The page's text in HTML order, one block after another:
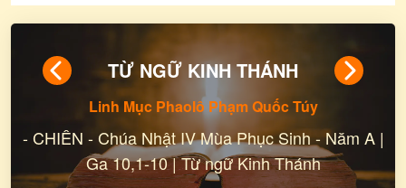
SINH NHIỀU HOA TRÁI - Suy Niệm Lời Chúa | Thứ Hai Sau Chúa Nhật Tuần XIX Mùa Thường Niên - LỄ THÁNH LÔRENSÔ, PHÓ TẾ, TỬ ÐẠO - Lễ Kính | Ga 12, 24-26 | Lm Gioan Lê Quang Tuyến 377
500
TỪ NGỮ KINH THÁNH
Linh Mục Phaolô Phạm Quốc Túy
- CHIÊN - Chúa Nhật IV Mùa Phục Sinh - Năm A |
Ga 10,1-10 | Từ ngữ Kinh Thánh